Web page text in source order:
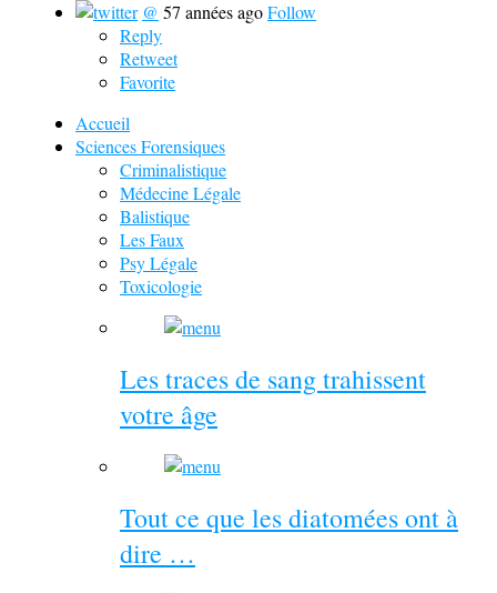
@ 57 années agoFollow
Reply
Retweet
Favorite
Accueil
Sciences Forensiques
Criminalistique
Médecine Légale
Balistique
Les Faux
Psy Légale
Toxicologie
Les traces de sang trahissent
votre âge
Tout ce que les diatomées ont à
dire …